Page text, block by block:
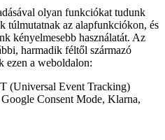
olyan funkciókat tudunk
túlmutatnak az alapfunkciókon, és
kényelmesebb használatát. Az
harmadik féltől származó
ezen a weboldalon:
(Universal Event Tracking)
Consent Mode, Klarna,